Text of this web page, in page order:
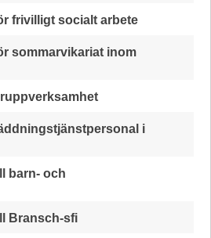
frivilligt socialt arbete
sommarvikariat inom
i
barn- och
Bransch-sfi